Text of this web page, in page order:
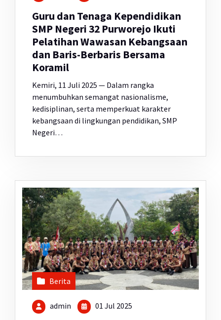
Guru dan Tenaga Kependidikan
SMP Negeri 32 Purworejo Ikuti
Pelatihan Wawasan Kebangsaan
dan Baris-Berbaris Bersama
Koramil
Kemiri, 11 Juli 2025 — Dalam rangka
menumbuhkan semangat nasionalisme,
kedisiplinan, serta memperkuat karakter
kebangsaan di lingkungan pendidikan, SMP
Negeri…
Berita
admin 01 Jul 2025